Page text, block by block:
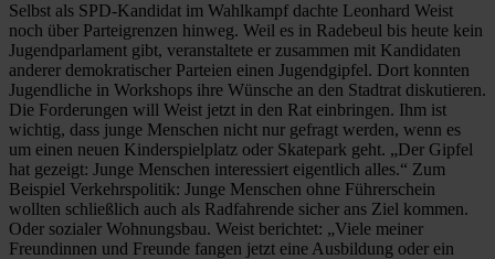
Selbst als SPD-Kandidat im Wahlkampf dachte Leonhard Weist
noch über Parteigrenzen hinweg. Weil es in Radebeul bis heute kein
Jugendparlament gibt, veranstaltete er zusammen mit Kandidaten
anderer demokratischer Parteien einen Jugendgipfel. Dort konnten
Jugendliche in Workshops ihre Wünsche an den Stadtrat diskutieren.
Die Forderungen will Weist jetzt in den Rat einbringen. Ihm ist
wichtig, dass junge Menschen nicht nur gefragt werden, wenn es
um einen neuen Kinderspielplatz oder Skatepark geht. „Der Gipfel
hat gezeigt: Junge Menschen interessiert eigentlich alles.“ Zum
Beispiel Verkehrspolitik: Junge Menschen ohne Führerschein
wollten schließlich auch als Radfahrende sicher ans Ziel kommen.
Oder sozialer Wohnungsbau. Weist berichtet: „Viele meiner
Freundinnen und Freunde fangen jetzt eine Ausbildung oder ein